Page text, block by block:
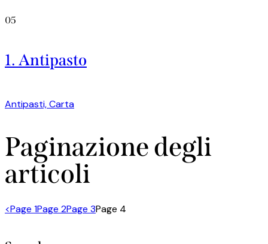
05
1. Antipasto
Antipasti,Carta
Paginazione degli
articoli
<Page 1Page 2Page 3Page 4